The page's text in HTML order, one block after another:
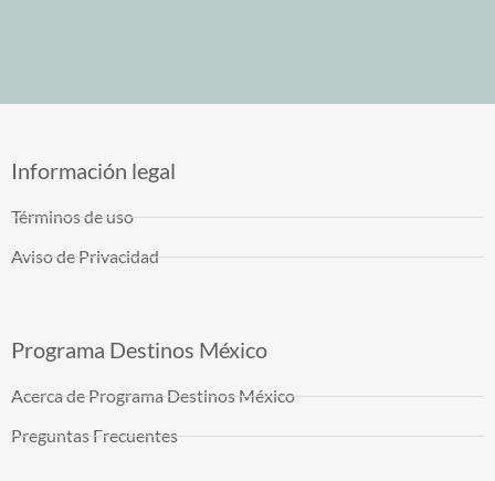
Información legal
Términos de uso
Aviso de Privacidad
Programa Destinos México
Acerca de Programa Destinos México
Preguntas Frecuentes